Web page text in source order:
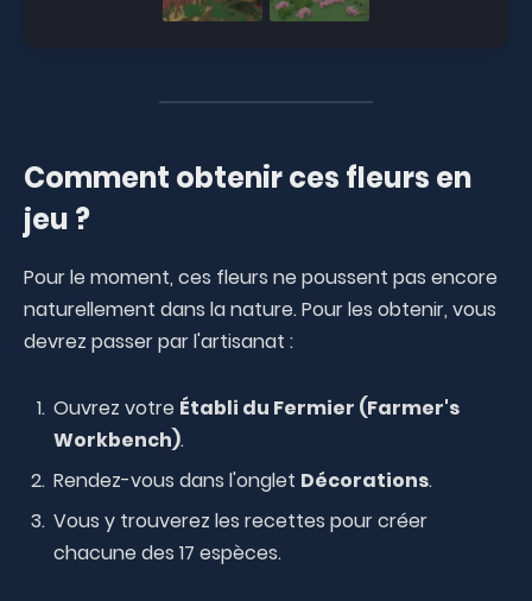
Comment obtenir ces fleurs en
jeu ?
Pour le moment, ces fleurs ne poussent pas encore
naturellement dans la nature. Pour les obtenir, vous
devrez passer par l'artisanat :
Ouvrez votre Établi du Fermier (Farmer's
Workbench).
Rendez-vous dans l'onglet Décorations.
Vous y trouverez les recettes pour créer
chacune des 17 espèces.